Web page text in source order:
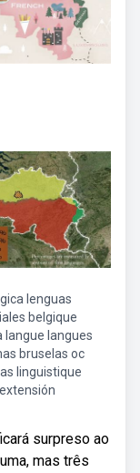
lenguas
belgique
langue langues
bruselas oc
linguistique
extensión
surpreso ao
mas três